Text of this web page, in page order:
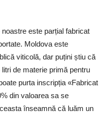
este parțial fabricat
Moldova este
viticolă, dar puțini știu că
de materie primă pentru
purta inscripția «Fabricat
din valoarea sa se
înseamnă că luăm un